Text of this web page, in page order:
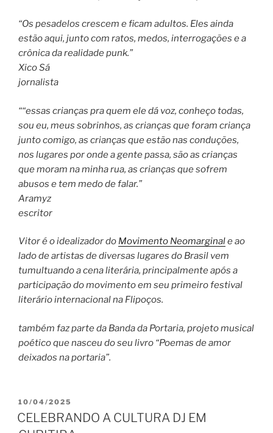
“Os pesadelos crescem e ficam adultos. Eles ainda
estão aqui, junto com ratos, medos, interrogações e a
crônica da realidade punk.”
Xico Sá
jornalista
““essas crianças pra quem ele dá voz, conheço todas,
sou eu, meus sobrinhos, as crianças que foram criança
junto comigo, as crianças que estão nas conduções,
nos lugares por onde a gente passa, são as crianças
que moram na minha rua, as crianças que sofrem
abusos e tem medo de falar.”
Aramyz
escritor
Vitor é o idealizador do Movimento Neomarginale ao
lado de artistas de diversas lugares do Brasil vem
tumultuando a cena literária, principalmente após a
participação do movimento em seu primeiro festival
literário internacional na Flipoços.
também faz parte da Banda da Portaria, projeto musical
poético que nasceu do seu livro “Poemas de amor
deixados na portaria”.
PUBLICADO
EM
10/04/2025
CELEBRANDO A CULTURA DJ EM